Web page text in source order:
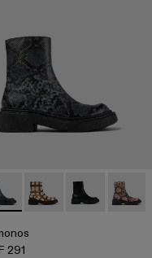
001 - Schwarzer
A700026-002
- A700012-012 -
Vamonos -Vamonos -
291